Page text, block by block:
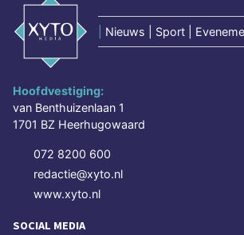
Nieuws | Sport |
Hoofdvestiging:
van Benthuizenlaan 1
1701 BZ Heerhugowaard
072 8200 600
redactie@xyto.nl
www.xyto.nl
SOCIAL MEDIA